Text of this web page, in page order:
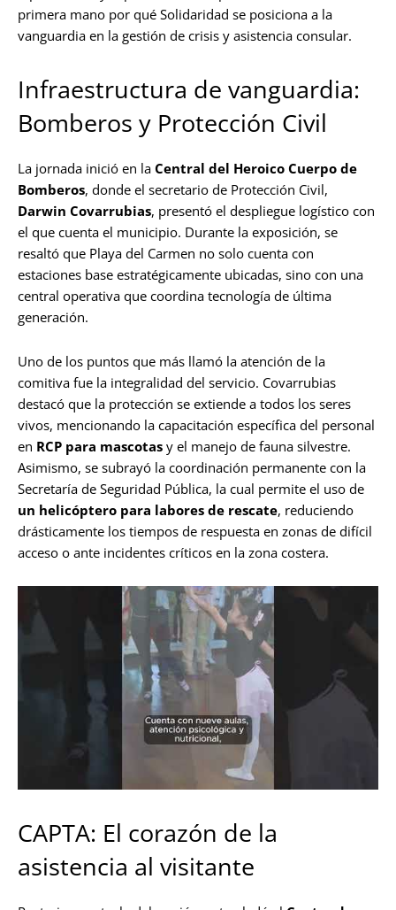
primera mano por qué Solidaridad se posiciona a la
vanguardia en la gestión de crisis y asistencia consular.
Infraestructura de vanguardia:
Bomberos y Protección Civil
La jornada inició en la Central del Heroico Cuerpo de
Bomberos, donde el secretario de Protección Civil,
Darwin Covarrubias, presentó el despliegue logístico con
el que cuenta el municipio. Durante la exposición, se
resaltó que Playa del Carmen no solo cuenta con
estaciones base estratégicamente ubicadas, sino con una
central operativa que coordina tecnología de última
generación.
Uno de los puntos que más llamó la atención de la
comitiva fue la integralidad del servicio. Covarrubias
destacó que la protección se extiende a todos los seres
vivos, mencionando la capacitación específica del personal
en RCP para mascotas y el manejo de fauna silvestre.
Asimismo, se subrayó la coordinación permanente con la
Secretaría de Seguridad Pública, la cual permite el uso de
un helicóptero para labores de rescate, reduciendo
drásticamente los tiempos de respuesta en zonas de difícil
acceso o ante incidentes críticos en la zona costera.
CAPTA: El corazón de la
asistencia al visitante